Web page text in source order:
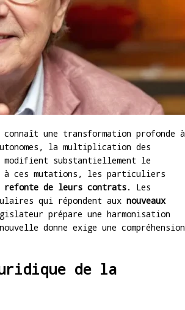
une transformation profonde à
la multiplication des
substantiellement le
à ces mutations, les particuliers
refonte de leurs contrats. Les
qui répondent aux nouveaux
prépare une harmonisation
donne exige une compréhension
de la